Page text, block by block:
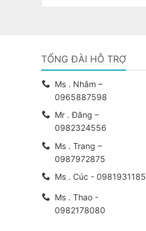
TỔNG ĐÀI HỖ TRỢ
Ms . Nhâm –
0965887598
Mr . Đăng –
0982324556
Ms . Trang –
0987972875
Ms . Cúc - 0981931185
Ms . Thao -
0982178080